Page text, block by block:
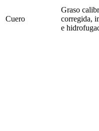
Cuero
Graso
corregida,
e